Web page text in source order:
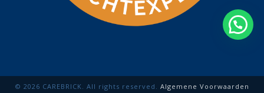
© 2026 CAREBRICK. All rights reserved. Algemene Voorwaarden